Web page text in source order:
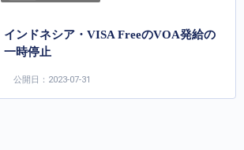
インドネシア・VISA FreeのVOA発給の
一時停止
公開日：2023-07-31